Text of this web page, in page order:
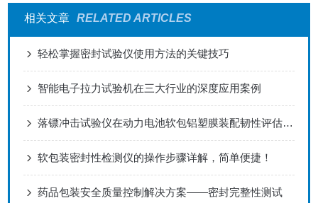
相关文章 RELATED ARTICLES
轻松掌握密封试验仪使用方法的关键技巧
智能电子拉力试验机在三大行业的深度应用案例
落镖冲击试验仪在动力电池软包铝塑膜装配韧性评估中的应用案例
软包装密封性检测仪的操作步骤详解，简单便捷！
药品包装安全质量控制解决方案——密封完整性测试